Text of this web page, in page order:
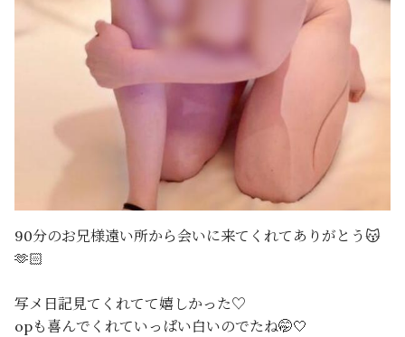
90分のお兄様遠い所から会いに来てくれてありがとう😽
🫶🏻
写メ日記見てくれてて嬉しかった♡
opも喜んでくれていっぱい白いのでたね🤭🤍